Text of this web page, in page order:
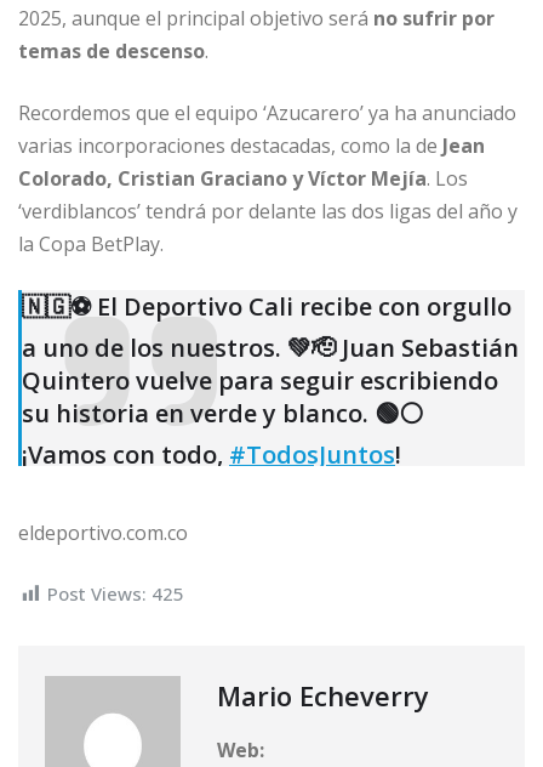
2025, aunque el principal objetivo será no sufrir por
temas de descenso.
Recordemos que el equipo ‘Azucarero’ ya ha anunciado
varias incorporaciones destacadas, como la de Jean
Colorado, Cristian Graciano y Víctor Mejía. Los
‘verdiblancos’ tendrá por delante las dos ligas del año y
la Copa BetPlay.
🇳🇬⚽️ El Deportivo Cali recibe con orgullo
a uno de los nuestros. 💚🫡 Juan Sebastián
Quintero vuelve para seguir escribiendo
su historia en verde y blanco. 🟢⚪️
¡Vamos con todo, #TodosJuntos!
— Deportivo Cali (@AsoDeporCali)
December 23, 2024
eldeportivo.com.co
Post Views: 425
Mario Echeverry
Web: